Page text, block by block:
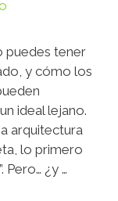
puedes tener
y cómo los
ideal lejano.
arquitectura
lo primero
Pero… ¿y …